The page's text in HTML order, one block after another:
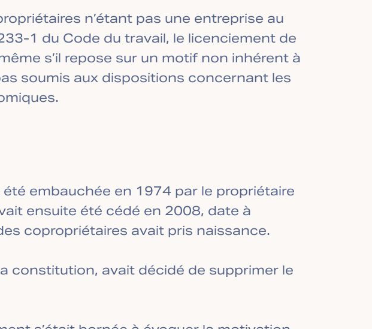
n’étant pas une entreprise au
1 du Code du travail, le licenciement de
s’il repose sur un motif non inhérent à
soumis aux dispositions concernant les
embauchée en 1974 par le propriétaire
ensuite été cédé en 2008, date à
copropriétaires avait pris naissance.
constitution, avait décidé de supprimer le